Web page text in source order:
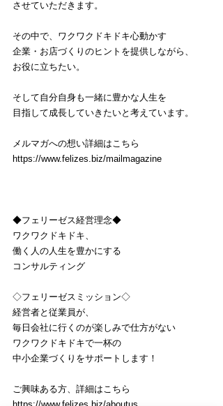
させていただきます。
その中で、ワクワクドキドキ心動かす
企業・お店づくりのヒントを提供しながら、
お役に立ちたい。
そして自分自身も一緒に豊かな人生を
目指して成長していきたいと考えています。
メルマガへの想い詳細はこちら
https://www.felizes.biz/mailmagazine
◆フェリーゼス経営理念◆
ワクワクドキドキ、
働く人の人生を豊かにする
コンサルティング
◇フェリーゼスミッション◇
経営者と従業員が、
毎日会社に行くのが楽しみで仕方がない
ワクワクドキドキで一杯の
中小企業づくりをサポートします！
ご興味ある方、詳細はこちら